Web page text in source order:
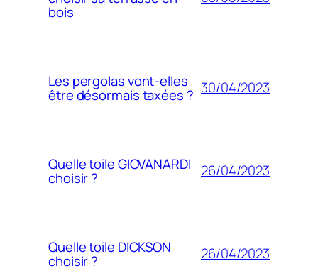
bois
Les pergolas vont-elles
être désormais taxées ? 30/04/2023
Quelle toile GIOVANARDI
choisir ? 26/04/2023
Quelle toile DICKSON
choisir ? 26/04/2023